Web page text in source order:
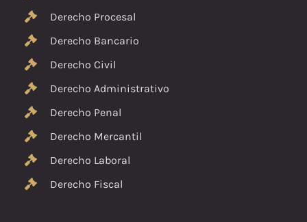
Derecho Procesal
Derecho Bancario
Derecho Civil
Derecho Administrativo
Derecho Penal
Derecho Mercantil
Derecho Laboral
Derecho Fiscal